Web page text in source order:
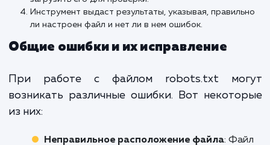
Тестирование и
проверка с
инструментов
Как проверить файл с помощью
Яндекс.Вебмастера?